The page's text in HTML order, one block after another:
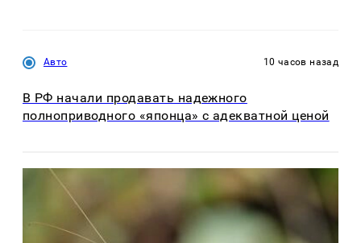
Авто 10 часов назад
В РФ начали продавать надежного
полноприводного «японца» с адекватной ценой